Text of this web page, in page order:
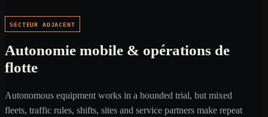
SECTEUR ADJACENT
Autonomie mobile & opérations de
flotte
Autonomous equipment works in a bounded trial, but mixed
fleets, traffic rules, shifts, sites and service partners make repeat